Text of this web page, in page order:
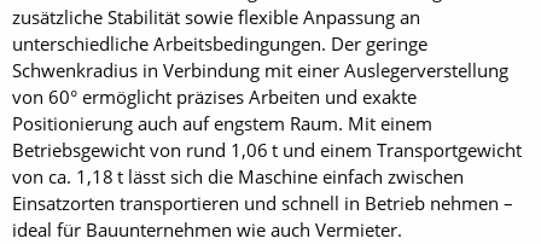
zusätzliche Stabilität sowie flexible Anpassung an
unterschiedliche Arbeitsbedingungen. Der geringe
Schwenkradius in Verbindung mit einer Auslegerverstellung
von 60° ermöglicht präzises Arbeiten und exakte
Positionierung auch auf engstem Raum. Mit einem
Betriebsgewicht von rund 1,06 t und einem Transportgewicht
von ca. 1,18 t lässt sich die Maschine einfach zwischen
Einsatzorten transportieren und schnell in Betrieb nehmen –
ideal für Bauunternehmen wie auch Vermieter.